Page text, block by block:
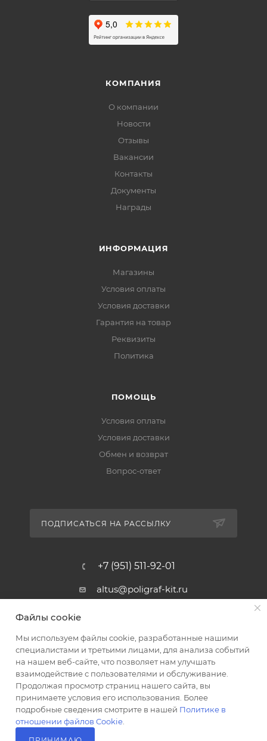
КОМПАНИЯ
О компании
Новости
Отзывы
Вакансии
Контакты
Документы
Награды
ИНФОРМАЦИЯ
Магазины
Условия оплаты
Условия доставки
Гарантия на товар
Реквизиты
Политика
ПОМОЩЬ
Условия оплаты
Условия доставки
Обмен и возврат
Вопрос-ответ
ПОДПИСАТЬСЯ НА РАССЫЛКУ
+7 (951) 511-92-01
altus@poligraf-kit.ru
Магазин-склад ТЦ "Альтус"
пос. Янтарный, Малое Зеленое
Кольцо, 3, ТЦ "Альтус" 1 этаж
Показать на карте
Файлы cookie
Мы используем файлы cookie, разработанные нашими
специалистами и третьими лицами, для анализа событий
на нашем веб-сайте, что позволяет нам улучшать
взаимодействие с пользователями и обслуживание.
Продолжая просмотр страниц нашего сайта, вы
принимаете условия его использования. Более
подробные сведения смотрите в нашей Политике в
отношении файлов Cookie